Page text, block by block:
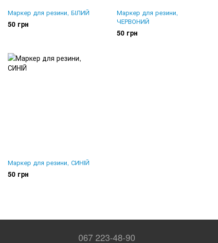
Маркер для резини, БІЛИЙ
50 грн
Маркер для резини,
ЧЕРВОНИЙ
50 грн
Маркер для резини, СИНІЙ
50 грн
067 223-48-90